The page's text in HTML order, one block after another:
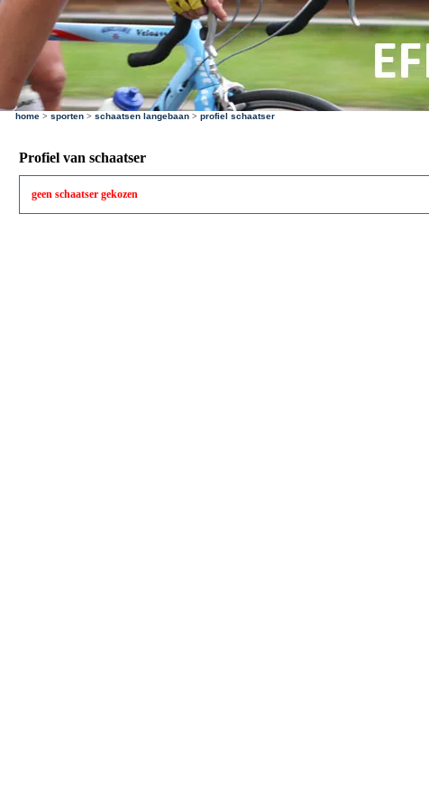
home > sporten > schaatsen langebaan > profiel schaatser
Profiel van schaatser
geen schaatser gekozen